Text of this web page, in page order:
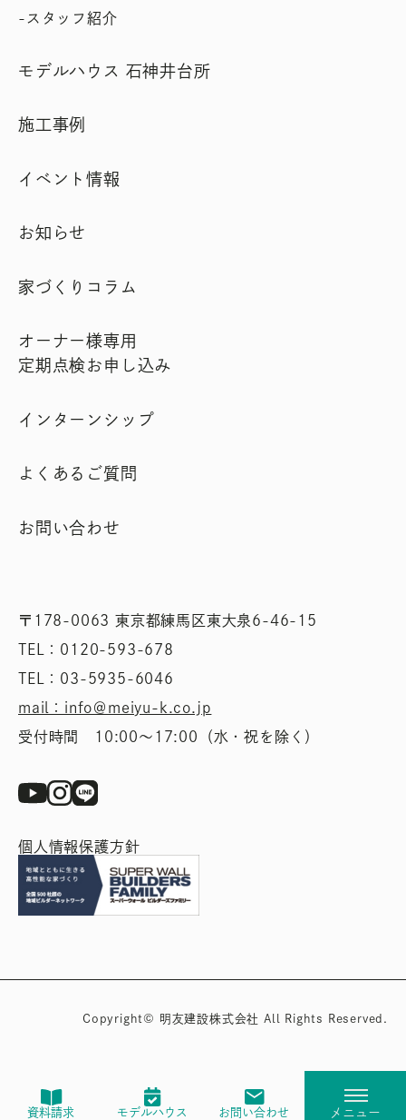
資料請求 モデルハウス お問い合わせ メニュー
〒178-0063 東京都練馬区東大泉6-46-15
TEL：0120-593-678
TEL：03-5935-6046
mail：info＠meiyu-k.co.jp
受付時間 10:00〜17:00（水・祝を除く）
スタッフ紹介
モデルハウス 石神井台所
施工事例
イベント情報
お知らせ
家づくりコラム
オーナー様専用
定期点検お申し込み
インターンシップ
よくあるご質問
お問い合わせ
個人情報保護方針
Copyright© 明友建設株式会社 All Rights Reserved.